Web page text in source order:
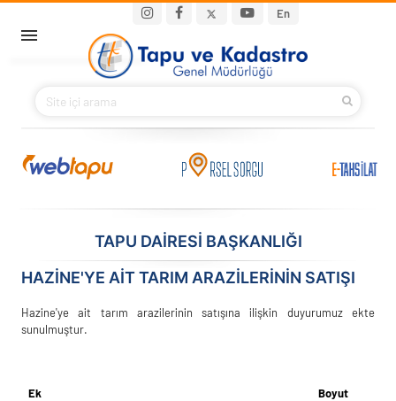
En
Main navigation
BAKANIMIZ
KURUMSAL
TAPU DAİRESİ BAŞKANLIĞI
HAZİNE'YE AİT TARIM ARAZİLERİNİN SATIŞI
Hazine'ye ait tarım arazilerinin satışına ilişkin duyurumuz ekte
sunulmuştur.
Ek Boyut